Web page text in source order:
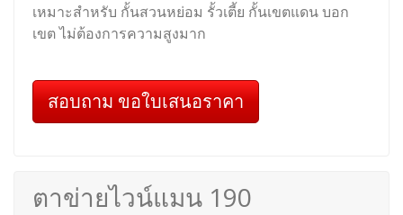
เหมาะสำหรับ กั้นสวนหย่อม รั้วเตี้ย กั้นเขตแดน บอก
เขต ไม่ต้องการความสูงมาก
สอบถาม ขอใบเสนอราคา
ตาข่ายไวน์แมน 190